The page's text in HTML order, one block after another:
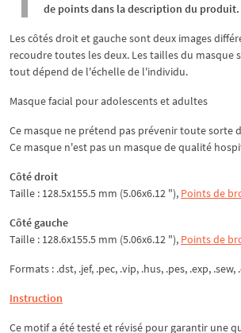
de points dans la description du produit.
Les côtés droit et gauche sont deux images
recoudre toutes les deux. Les tailles du masque
tout dépend de l'échelle de l'individu.
Masque facial pour adolescents et adultes
Ce masque ne prétend pas prévenir toute sorte
Ce masque n'est pas un masque de qualité
Côté droit
Taille : 128.5x155.5 mm (5.06x6.12 "), Points de
Côté gauche
Taille : 128.6x155.5 mm (5.06x6.12 "), Points de
Formats : .dst, .jef, .pec, .vip, .hus, .pes, .exp, .sew,
Instruction
Ce motif a été testé et révisé pour garantir une